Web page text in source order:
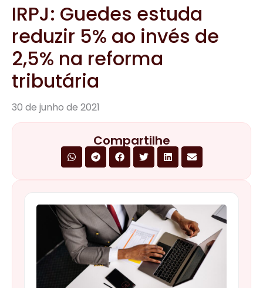
IRPJ: Guedes estuda
reduzir 5% ao invés de
2,5% na reforma
tributária
30 de junho de 2021
Compartilhe